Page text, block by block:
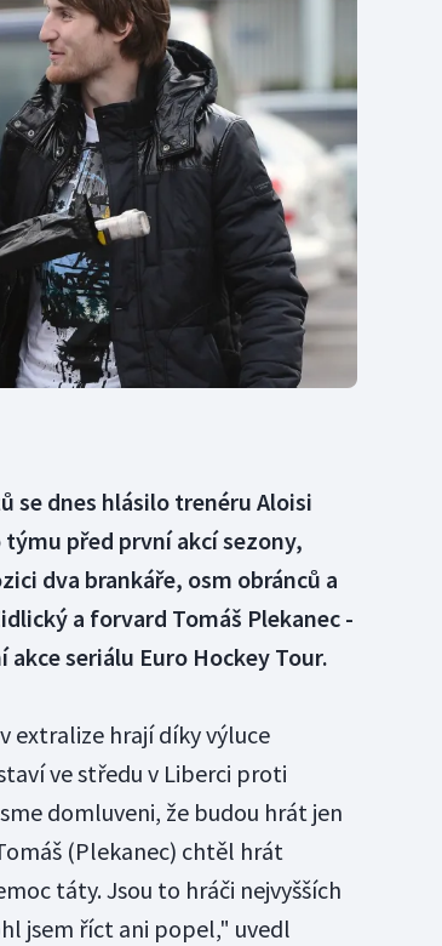
pětiboj
hry
volejbal
Triatlon
Vodní slalom
Volejbal
Ostatní
se dnes hlásilo trenéru Aloisi
před první akcí sezony,
dva brankáře, osm obránců a
a forvard Tomáš Plekanec -
seriálu Euro Hockey Tour.
extralize hrají díky výluce
ve středu v Liberci proti
domluveni, že budou hrát jen
(Plekanec) chtěl hrát
táty. Jsou to hráči nejvyšších
jsem říct ani popel," uvedl